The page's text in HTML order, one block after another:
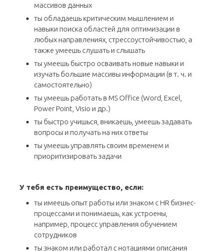
массивов данных
ты обладаешь критическим мышлением и
навыки поиска областей для оптимизации в
любых направлениях, стрессоустойчивостью, а
также умеешь слушать и слышать
ты умеешь быстро осваивать новые навыки и
изучать большие массивы информации (в т. ч. и
самостоятельно)
ты умеешь работать в MS Office (Word, Excel,
Power Point, Visio и др.)
ты быстро учишься, вникаешь, умеешь задавать
вопросы и получать на них ответы
ты умеешь управлять своим временем и
приоритизировать задачи
У тебя есть преимущество, если:
ты имеешь опыт работы или знаком с HR бизнес-
процессами и понимаешь, как устроены,
например, процесс управления обучением
сотрудников
ты знаком или работал с нотациями описания